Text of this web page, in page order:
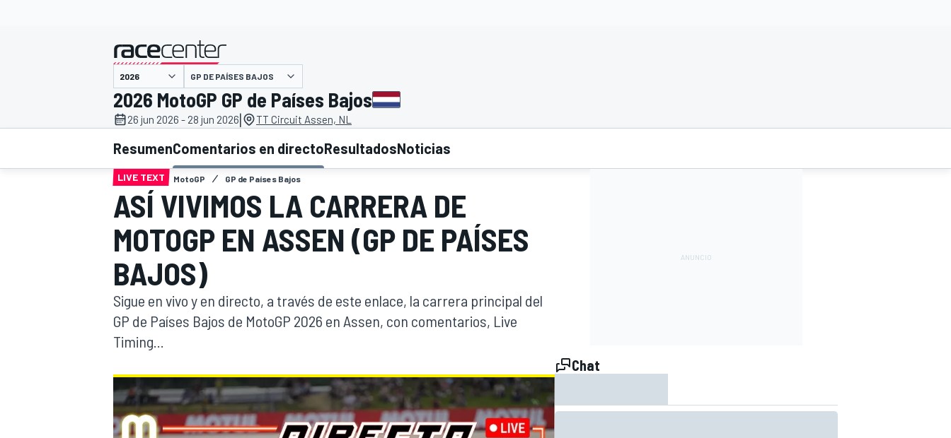
INDYCAR WRC
WEC
presentado por
GP DE PAÍSES BAJOS
2026 MotoGP GP de Países Bajos
26 jun 2026 - 28 jun 2026| TT Circuit Assen, NL
ResumenComentarios en directoResultadosNoticias
LIVE TEXT MotoGP GP de Países Bajos
ASÍ VIVIMOS LA CARRERA DE
MOTOGP EN ASSEN (GP DE PAÍSES
BAJOS)
Sigue en vivo y en directo, a través de este enlace, la carrera principal del
GP de Países Bajos de MotoGP 2026 en Assen, con comentarios, Live
Timing...
Chat